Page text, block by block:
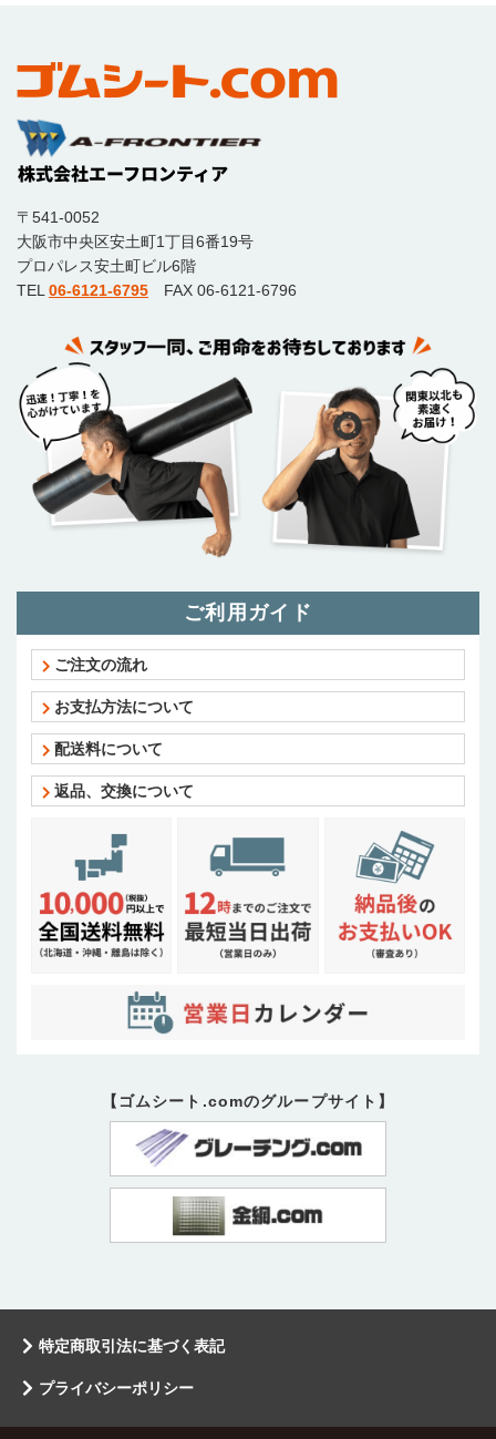
〒541-0052
大阪市中央区安土町1丁目6番19号
プロパレス安土町ビル6階
TEL 06-6121-6795 FAX 06-6121-6796
ご利用ガイド
ご注文の流れ
お支払方法について
配送料について
返品、交換について
【ゴムシート.comのグループサイト】
特定商取引法に基づく表記
プライバシーポリシー